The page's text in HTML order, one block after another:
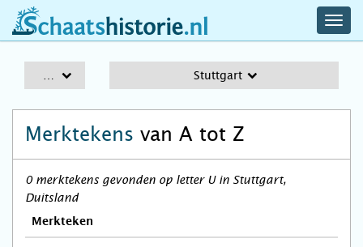
schaatshistorie.nl
Stuttgart
Merktekens van A tot Z
0 merktekens gevonden op letter U in Stuttgart,
Duitsland
Merkteken